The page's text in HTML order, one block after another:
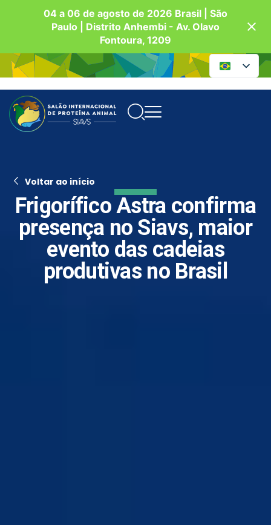
04 a 06 de agosto de 2026 Brasil | São
Paulo | Distrito Anhembi - Av. Olavo
Fontoura, 1209
Voltar ao início
Frigorífico Astra confirma
presença no Siavs, maior
evento das cadeias
produtivas no Brasil